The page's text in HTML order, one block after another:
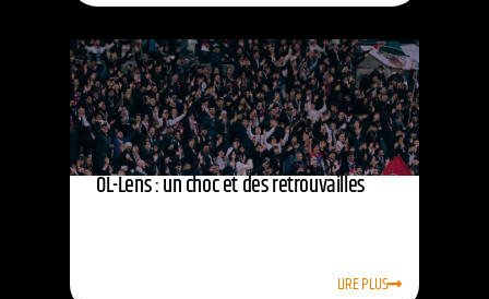
OL-Lens : un choc et des retrouvailles
LIRE PLUS